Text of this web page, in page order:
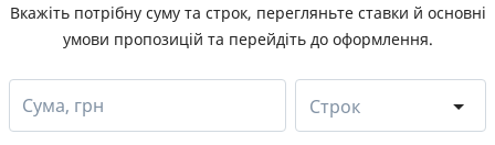
Вкажіть потрібну суму та строк, перегляньте ставки й основні
умови пропозицій та перейдіть до оформлення.
Сума, грн Строк